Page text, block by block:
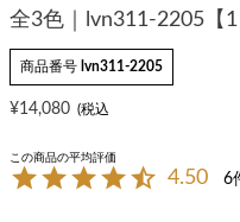
全3色｜lvn311-2205【1
商品番号 lvn311-2205
¥14,080
4.50 6